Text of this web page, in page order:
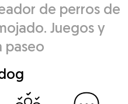
de perros de
Juegos y
paseo